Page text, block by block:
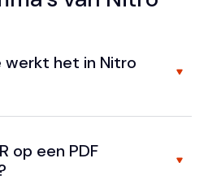
werkt het in Nitro
op een PDF